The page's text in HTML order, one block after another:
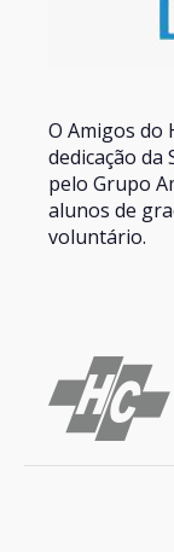
O Amigos do
dedicação da
pelo Grupo
alunos de
voluntário.